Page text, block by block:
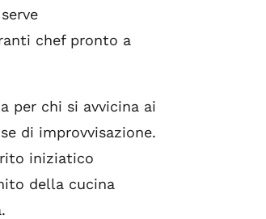
chef pronto a
per chi si avvicina ai
di improvvisazione.
rito iniziatico
della cucina